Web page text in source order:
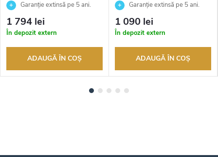
Garanție extinsă pe 5 ani.
Până la 100 de zile pentru
returnarea bunurilor. Vânzător
autorizat
1 794 lei
În depozit extern
ADAUGĂ ÎN COŞ
Garanție extinsă pe 5 ani.
Până la 100 de zile pentru
returnarea bunurilor. Vânzător
autorizat
1 090 lei
În depozit extern
ADAUGĂ ÎN COŞ